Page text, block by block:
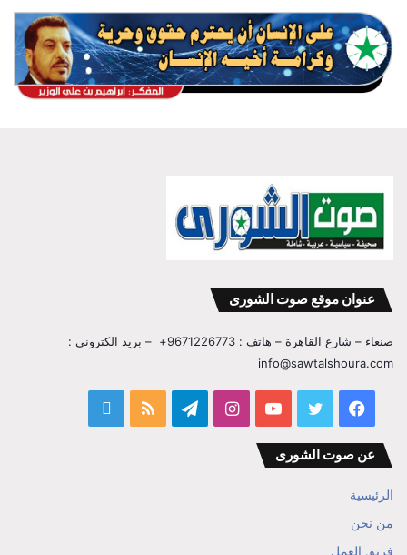
عنوان موقع صوت الشورى
صنعاء – شارع القاهرة – هاتف : 9671226773+ – بريد الكتروني :
info@sawtalshoura.com
فيسبوك تويتر يوتيوب انستقرامتيلقرام ملخص
عن صوت الشورى
الرئيسية
من نحن
فريق العمل